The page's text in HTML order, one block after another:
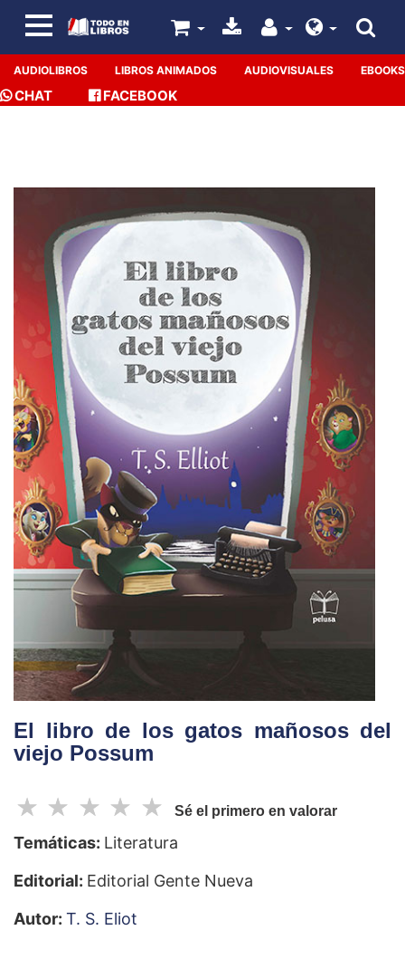
AUDIOLIBROS LIBROS ANIMADOS AUDIOVISUALES EBOOKS
CHAT FACEBOOK
El libro de los gatos mañosos del
viejo Possum
☆
☆
☆
☆
☆ Sé el primero en valorar
Temáticas: Literatura
Editorial: Editorial Gente Nueva
Autor: T. S. Eliot